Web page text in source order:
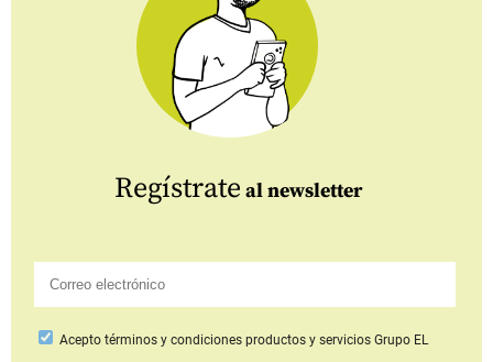
Regístrate al newsletter
Aceptotérminos y condiciones productos y serviciosGrupo EL